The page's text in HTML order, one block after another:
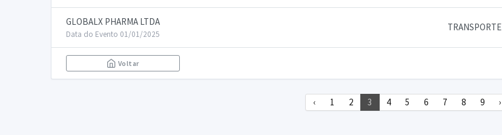
GLOBALX PHARMA LTDA
Data do Evento 01/01/2025
TRANSPORTE
Voltar
‹ 1 2 3 4 5 6 7 8 9 ›